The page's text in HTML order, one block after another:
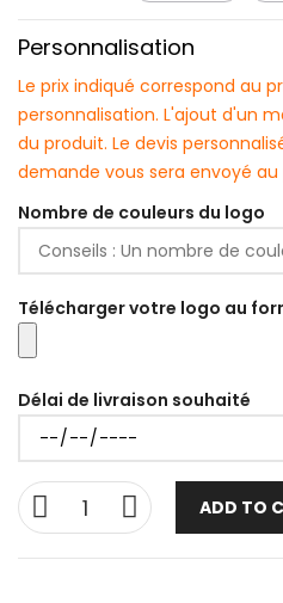
Personnalisation
Le prix indiqué correspond au
personnalisation. L'ajout d'un
du produit. Le devis
demande vous sera envoyé au
Nombre de couleurs du logo
Télécharger votre logo au
Délai de livraison souhaité
ADD TO